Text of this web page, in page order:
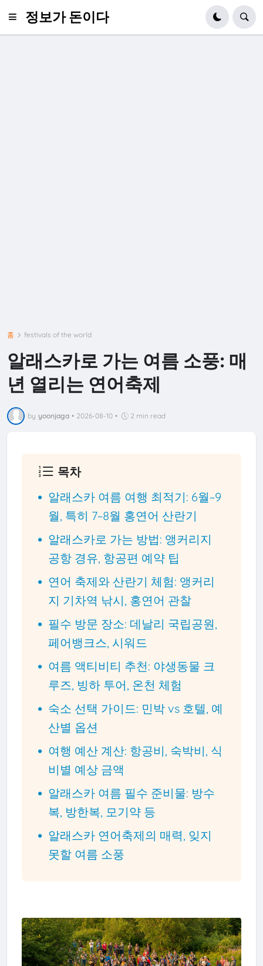
정보가 돈이다
홈 festivals of the world
알래스카로 가는 여름 소풍: 매
년 열리는 연어축제
by yoonjaga • 2026-08-10 • 2 min read
목차
알래스카 여름 여행 최적기: 6월~9
월, 특히 7~8월 홍연어 산란기
알래스카로 가는 방법: 앵커리지
공항 경유, 항공편 예약 팁
연어 축제와 산란기 체험: 앵커리
지 기차역 낚시, 홍연어 관찰
필수 방문 장소: 데날리 국립공원,
페어뱅크스, 시워드
여름 액티비티 추천: 야생동물 크
루즈, 빙하 투어, 온천 체험
숙소 선택 가이드: 민박 vs 호텔, 예
산별 옵션
여행 예산 계산: 항공비, 숙박비, 식
비별 예상 금액
알래스카 여름 필수 준비물: 방수
복, 방한복, 모기약 등
알래스카 연어축제의 매력, 잊지
못할 여름 소풍